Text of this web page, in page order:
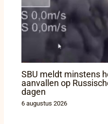
SBU meldt minstens
aanvallen op
dagen
6 augustus 2026